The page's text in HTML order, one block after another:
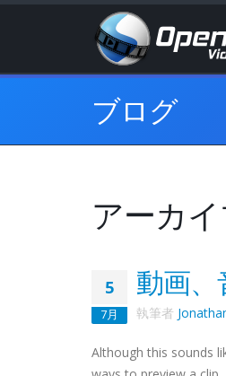
ブログ
アーカ
5
7月
動画、
執筆者
Although this sounds